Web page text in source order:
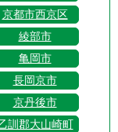
京都市西京区
綾部市
亀岡市
長岡京市
京丹後市
訓郡大山崎町